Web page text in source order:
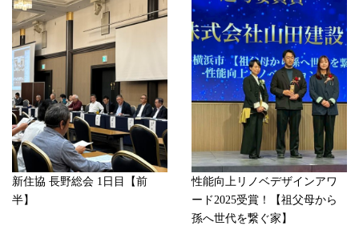
新住協 長野総会 1日目【前
半】
性能向上リノベデザインアワ
ード2025受賞！【祖父母から
孫へ世代を繋ぐ家】